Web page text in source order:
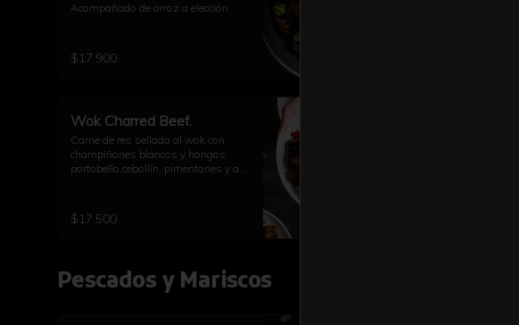
Acompañado de arroz a elección.
$17.900
Wok Charred Beef.
Carne de res sellada al wok con
champiñones blancos y hongos
portobello,cebollín, pimentones y ají.
$17.500
Pescados y Mariscos